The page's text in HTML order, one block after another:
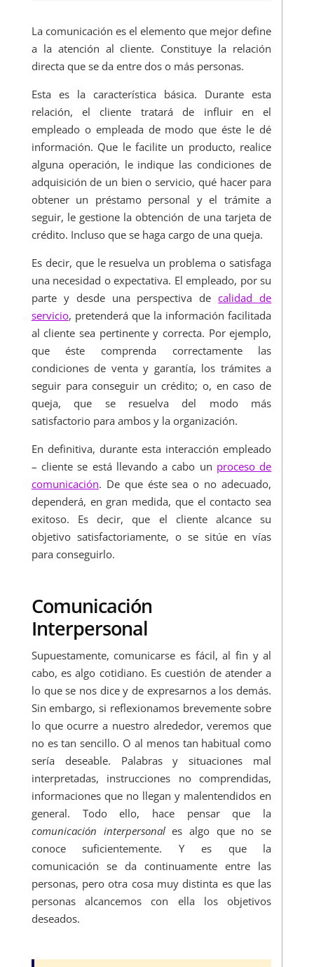
La comunicación es el elemento que mejor define
a la atención al cliente. Constituye la relación
directa que se da entre dos o más personas.
Esta es la característica básica. Durante esta
relación, el cliente tratará de influir en el
empleado o empleada de modo que éste le dé
información. Que le facilite un producto, realice
alguna operación, le indique las condiciones de
adquisición de un bien o servicio, qué hacer para
obtener un préstamo personal y el trámite a
seguir, le gestione la obtención de una tarjeta de
crédito. Incluso que se haga cargo de una queja.
Es decir, que le resuelva un problema o satisfaga
una necesidad o expectativa. El empleado, por su
parte y desde una perspectiva decalidad de
servicio, pretenderá que la información facilitada
al cliente sea pertinente y correcta. Por ejemplo,
que éste comprenda correctamente las
condiciones de venta y garantía, los trámites a
seguir para conseguir un crédito; o, en caso de
queja, que se resuelva del modo más
satisfactorio para ambos y la organización.
En definitiva, durante esta interacción empleado
– cliente se está llevando a cabo un proceso de
comunicación. De que éste sea o no adecuado,
dependerá, en gran medida, que el contacto sea
exitoso. Es decir, que el cliente alcance su
objetivo satisfactoriamente, o se sitúe en vías
para conseguirlo.
Comunicación
Interpersonal
Supuestamente, comunicarse es fácil, al fin y al
cabo, es algo cotidiano. Es cuestión de atender a
lo que se nos dice y de expresarnos a los demás.
Sin embargo, si reflexionamos brevemente sobre
lo que ocurre a nuestro alrededor, veremos que
no es tan sencillo. O al menos tan habitual como
sería deseable. Palabras y situaciones mal
interpretadas, instrucciones no comprendidas,
informaciones que no llegan y malentendidos en
general. Todo ello, hace pensar que la
comunicación interpersonales algo que no se
conoce suficientemente. Y es que la
comunicación se da continuamente entre las
personas, pero otra cosa muy distinta es que las
personas alcancemos con ella los objetivos
deseados.